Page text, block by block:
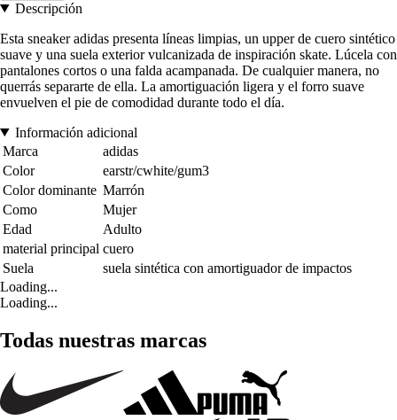
Descripción
Esta sneaker adidas presenta líneas limpias, un upper de cuero sintético
suave y una suela exterior vulcanizada de inspiración skate. Lúcela con
pantalones cortos o una falda acampanada. De cualquier manera, no
querrás separarte de ella. La amortiguación ligera y el forro suave
envuelven el pie de comodidad durante todo el día.
Información adicional
Marca
adidas
Color
earstr/cwhite/gum3
Color dominante Marrón
Como
Mujer
Edad
Adulto
material principal cuero
Suela
suela sintética con amortiguador de impactos
Loading...
Loading...
Todas nuestras marcas